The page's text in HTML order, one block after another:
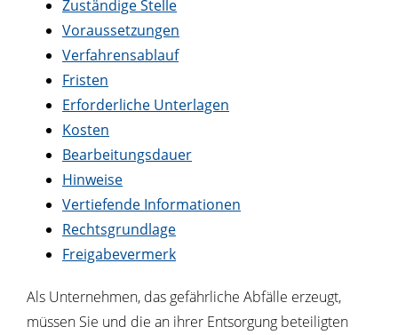
Zuständige Stelle
Voraussetzungen
Verfahrensablauf
Fristen
Erforderliche Unterlagen
Kosten
Bearbeitungsdauer
Hinweise
Vertiefende Informationen
Rechtsgrundlage
Freigabevermerk
Als Unternehmen, das gefährliche Abfälle erzeugt,
müssen Sie und die an ihrer Entsorgung beteiligten